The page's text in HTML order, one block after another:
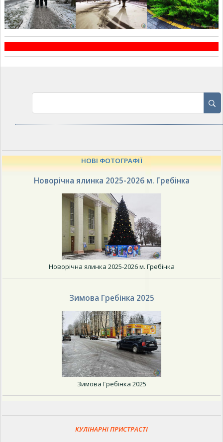
НОВІ ФОТОГРАФІЇ
Новорічна ялинка 2025-2026 м. Гребінка
Новорічна ялинка 2025-2026 м. Гребінка
Зимова Гребінка 2025
Зимова Гребінка 2025
КУЛІНАРНІ ПРИСТРАСТІ